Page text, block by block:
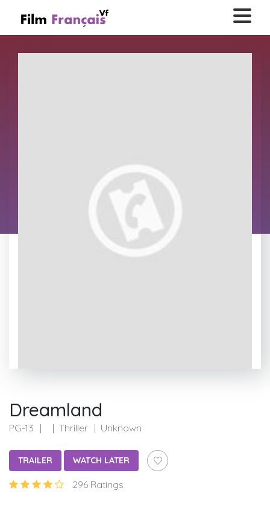
Dreamland
PG-13 Thriller Unknown
TRAILER WATCH LATER
296 Ratings